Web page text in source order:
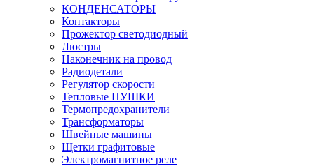
КОНДЕНСАТОРЫ
Контакторы
Прожектор светодиодный
Люстры
Наконечник на провод
Радиодетали
Регулятор скорости
Тепловые ПУШКИ
Термопредохранители
Трансформаторы
Швейные машины
Щетки графитовые
Электромагнитное реле